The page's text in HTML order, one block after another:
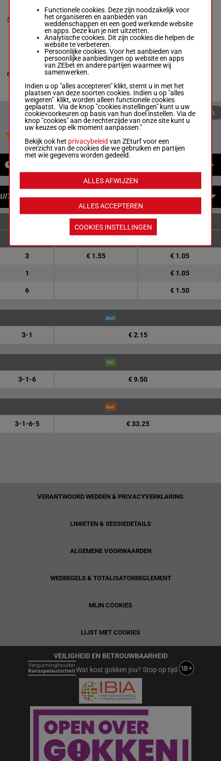
5
BEER MUSCLES
Aaron Byron-John
R/3 - 1600m
4a 0a 0a 4a
R/3 1600m4a 0a 0a 4a
6
MONETARY JUSTICE
Jim Devaux-David
3a 2a 3a 3a 0a
R/3
3a 2a 3a 3a
Quoteringen verversen
Jouw favoriete paarden
UITBETALINGEN
3 € 1.55 € 1.05
1 € 1.05
6 € 1.50
3-1 € 2.15
3-1-6 € 9.50
3-1-6-5 € 33.25
VERANTWOORD WEDDEN & PRIVACYVERKLARING
LIMIETEN & SESSIEDETAILS
ALGEMENE VOORWAARDEN
WEDREGELS & TOTALISATORREGLEMENT
MIJN COOKIES
LIJST MET COOKIES
VEILIGHEID EN BETROUWBAARHEID
Wat kost gokken jou? Stop op tijd.
Functionele cookies. Deze zijn noodzakelijk voor
het organiseren en aanbieden van
weddenschappen en een goed werkende website
en apps. Deze kun je niet uitzetten.
Analytische cookies. Dit zijn cookies die helpen de
website te verbeteren.
Persoonlijke cookies. Voor het aanbieden van
persoonlijke aanbiedingen op website en apps
van ZEbet en andere partijen waarmee wij
samenwerken.
Indien u op "alles accepteren" klikt, stemt u in met het
plaatsen van deze soorten cookies. Indien u op "alles
weigeren" klikt, worden alleen functionele cookies
geplaatst. Via de knop "cookies instellingen" kunt u uw
cookievoorkeuren op basis van hun doel instellen. Via de
knop "cookies" aan de rechterzijde van onze site kunt u
uw keuzes op elk moment aanpassen."
Bekijk ook het privacybeleid van ZEturf voor een
overzicht van de cookies die we gebruiken en partijen
met wie gegevens worden gedeeld.
ALLES ACCEPTEREN
ALLES AFWIJZEN
COOKIES INSTELLINGEN